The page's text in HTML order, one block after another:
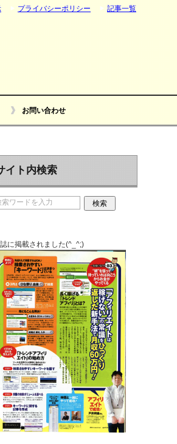
お問い合わせ
イト内検索
に掲載されました(^_^;)
プライバシーポリシー 記事一覧